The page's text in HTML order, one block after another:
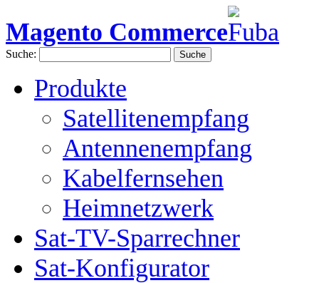
Magento Commerce
Suche: Suche
Produkte
Satellitenempfang
Antennenempfang
Kabelfernsehen
Heimnetzwerk
Sat-TV-Sparrechner
Sat-Konfigurator